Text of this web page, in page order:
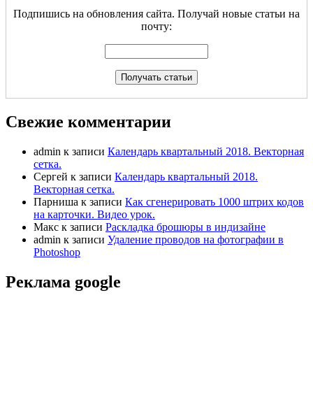
Подпишись на обновления сайта. Получай новые статьи на
почту:
Свежие комментарии
admin к записи Календарь квартальный 2018. Векторная
сетка.
Сергей к записи Календарь квартальный 2018.
Векторная сетка.
Парниша к записи Как сгенерировать 1000 штрих кодов
на карточки. Видео урок.
Макс к записи Раскладка брошюры в индизайне
admin к записи Удаление проводов на фотографии в
Photoshop
Реклама google